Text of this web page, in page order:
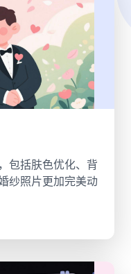
包括肤色优化、背
纱照片更加完美动